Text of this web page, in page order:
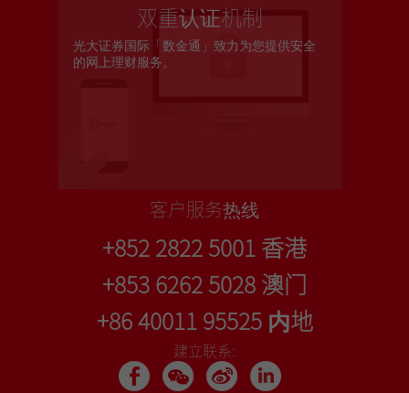
双重认证机制
光大证券国际「数金通」致力为您提供安全
的网上理财服务。
客户服务热线
+852 2822 5001 香港
+853 6262 5028 澳门
+86 40011 95525 内地
建立联系: